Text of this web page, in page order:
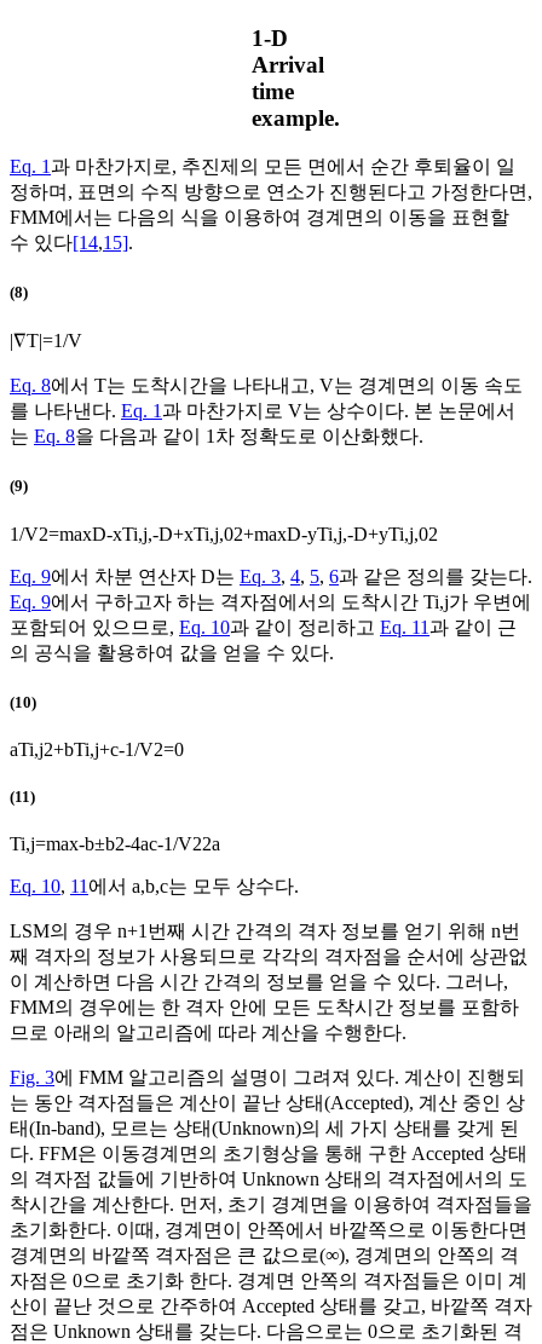
1-D
Arrival
time
example.
Eq. 1과 마찬가지로, 추진제의 모든 면에서 순간 후퇴율이 일
정하며, 표면의 수직 방향으로 연소가 진행된다고 가정한다면,
FMM에서는 다음의 식을 이용하여 경계면의 이동을 표현할
수 있다[14,15].
(8)
|∇T|=1/V
Eq. 8에서 T는 도착시간을 나타내고, V는 경계면의 이동 속도
를 나타낸다. Eq. 1과 마찬가지로 V는 상수이다. 본 논문에서
는 Eq. 8을 다음과 같이 1차 정확도로 이산화했다.
(9)
1/V2=maxD-xTi,j,-D+xTi,j,02+maxD-yTi,j,-D+yTi,j,02
Eq. 9에서 차분 연산자 D는 Eq. 3, 4, 5, 6과 같은 정의를 갖는다.
Eq. 9에서 구하고자 하는 격자점에서의 도착시간 Ti,j가 우변에
포함되어 있으므로, Eq. 10과 같이 정리하고 Eq. 11과 같이 근
의 공식을 활용하여 값을 얻을 수 있다.
(10)
aTi,j2+bTi,j+c-1/V2=0
(11)
Ti,j=max-b±b2-4ac-1/V22a
Eq. 10, 11 에서 a,b,c는 모두 상수다.
LSM의 경우 n+1번째 시간 간격의 격자 정보를 얻기 위해 n번
째 격자의 정보가 사용되므로 각각의 격자점을 순서에 상관없
이 계산하면 다음 시간 간격의 정보를 얻을 수 있다. 그러나,
FMM의 경우에는 한 격자 안에 모든 도착시간 정보를 포함하
므로 아래의 알고리즘에 따라 계산을 수행한다.
Fig. 3에 FMM 알고리즘의 설명이 그려져 있다. 계산이 진행되
는 동안 격자점들은 계산이 끝난 상태(Accepted), 계산 중인 상
태(In-band), 모르는 상태(Unknown)의 세 가지 상태를 갖게 된
다. FFM은 이동경계면의 초기형상을 통해 구한 Accepted 상태
의 격자점 값들에 기반하여 Unknown 상태의 격자점에서의 도
착시간을 계산한다. 먼저, 초기 경계면을 이용하여 격자점들을
초기화한다. 이때, 경계면이 안쪽에서 바깥쪽으로 이동한다면
경계면의 바깥쪽 격자점은 큰 값으로(∞), 경계면의 안쪽의 격
자점은 0으로 초기화 한다. 경계면 안쪽의 격자점들은 이미 계
산이 끝난 것으로 간주하여 Accepted 상태를 갖고, 바깥쪽 격자
점은 Unknown 상태를 갖는다. 다음으로는 0으로 초기화된 격